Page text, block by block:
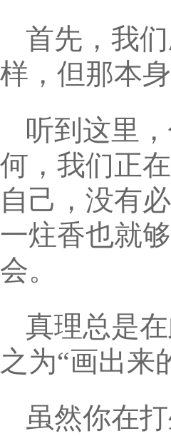
首先，我
样，但那本
听到这里
何，我们正
自己，没有
一炷香也就
会。
真理总是
之为“画出来
虽然你在